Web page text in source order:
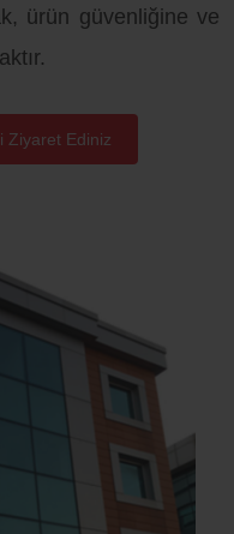
ürün güvenliğine ve
Ziyaret Ediniz